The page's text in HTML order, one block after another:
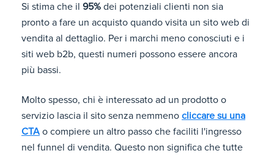
Si stima che il 95% dei potenziali clienti non sia
pronto a fare un acquisto quando visita un sito web di
vendita al dettaglio. Per i marchi meno conosciuti e i
siti web b2b, questi numeri possono essere ancora
più bassi.
Molto spesso, chi è interessato ad un prodotto o
servizio lascia il sito senza nemmeno cliccare su una
CTA o compiere un altro passo che faciliti l'ingresso
nel funnel di vendita. Questo non significa che tutte